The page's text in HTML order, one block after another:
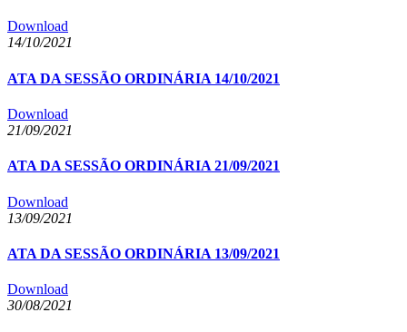
Download
14/10/2021
ATA DA SESSÃO ORDINÁRIA 14/10/2021
Download
21/09/2021
ATA DA SESSÃO ORDINÁRIA 21/09/2021
Download
13/09/2021
ATA DA SESSÃO ORDINÁRIA 13/09/2021
Download
30/08/2021